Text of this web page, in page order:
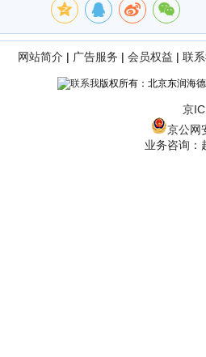
网站简介 | 广告服务 | 会员权益 | 联
版权所有：北京东润海
京
京公网
业务咨询：